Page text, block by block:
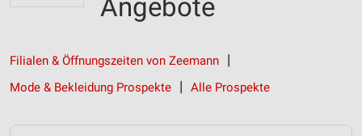
Angebote
Filialen & Öffnungszeiten von Zeemann
Mode & Bekleidung Prospekte
Alle Prospekte